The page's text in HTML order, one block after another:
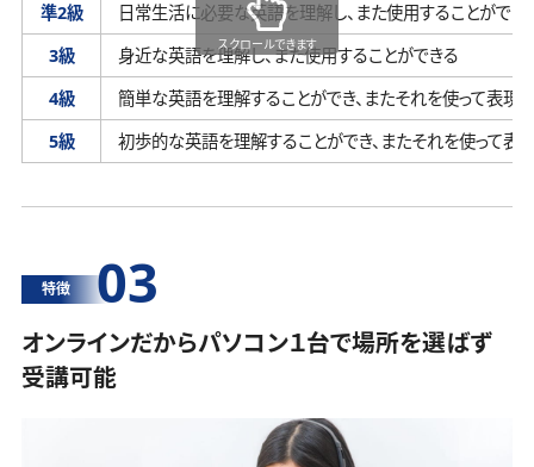
準2級
日常生活に必要な英語を理解し、 また使用することができ
3級
身近な英語を理解し、また使用することができる
4級
簡単な英語を理解することができ、 またそれを使って表現
5級
初歩的な英語を理解することができ、 またそれを使って表
スクロールできます
特徴 03
オンラインだからパソコン１台で場所を選ばず
受講可能